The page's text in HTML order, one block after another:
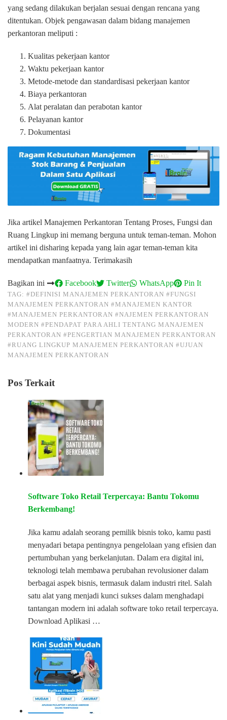
yang sedang dilakukan berjalan sesuai dengan rencana yang
ditentukan. Objek pengawasan dalam bidang manajemen
perkantoran meliputi :
Kualitas pekerjaan kantor
Waktu pekerjaan kantor
Metode-metode dan standardisasi pekerjaan kantor
Biaya perkantoran
Alat peralatan dan perabotan kantor
Pelayanan kantor
Dokumentasi
Jika artikel Manajemen Perkantoran Tentang Proses, Fungsi dan
Ruang Lingkup ini memang berguna untuk teman-teman. Mohon
artikel ini disharing kepada yang lain agar teman-teman kita
mendapatkan manfaatnya. Terimakasih
Bagikan ini Facebook Twitter WhatsApp Pin It
TAG: #DEFINISI MANAJEMEN PERKANTORAN #FUNGSI
MANAJEMEN PERKANTORAN #MANAJEMEN KANTOR
#MANAJEMEN PERKANTORAN #NAJEMEN PERKANTORAN
MODERN #PENDAPAT PARA AHLI TENTANG MANAJEMEN
PERKANTORAN #PENGERTIAN MANAJEMEN PERKANTORAN
#RUANG LINGKUP MANAJEMEN PERKANTORAN #UJUAN
MANAJEMEN PERKANTORAN
Pos Terkait
Software Toko Retail Terpercaya: Bantu Tokomu
Berkembang!
Jika kamu adalah seorang pemilik bisnis toko, kamu pasti
menyadari betapa pentingnya pengelolaan yang efisien dan
pertumbuhan yang berkelanjutan. Dalam era digital ini,
teknologi telah membawa perubahan revolusioner dalam
berbagai aspek bisnis, termasuk dalam industri ritel. Salah
satu alat yang menjadi kunci sukses dalam menghadapi
tantangan modern ini adalah software toko retail terpercaya.
Download Aplikasi …